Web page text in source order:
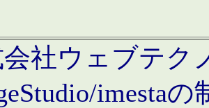
社ウェブテク
imesta